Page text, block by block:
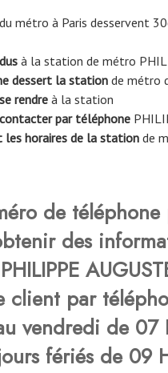
métro à Paris desservent
à la station de métro
dessert la station de métro
rendre à la station
par téléphone
les horaires de la station de
de
des
client par
vendredi de 07
fériés de 09